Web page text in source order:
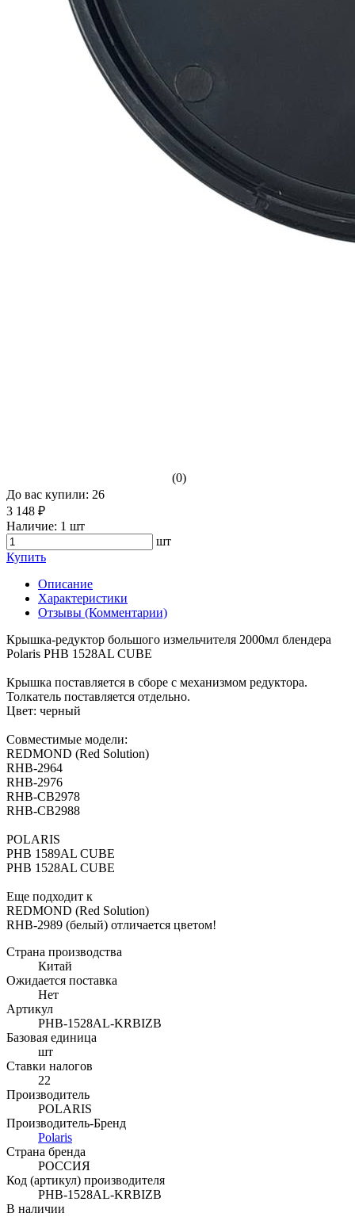
(0)
До вас купили: 26
3 148 ₽
Наличие: 1 шт
шт
Купить
Описание
Характеристики
Отзывы (Комментарии)
Крышка-редуктор большого измельчителя 2000мл блендера
Polaris PHB 1528AL CUBE
Крышка поставляется в сборе с механизмом редуктора.
Толкатель поставляется отдельно.
Цвет: черный
Совместимые модели:
REDMOND (Red Solution)
RHB-2964
RHB-2976
RHB-CB2978
RHB-CB2988
POLARIS
PHB 1589AL CUBE
PHB 1528AL CUBE
Еще подходит к
REDMOND (Red Solution)
RHB-2989 (белый) отличается цветом!
Страна производства
Китай
Ожидается поставка
Нет
Артикул
PHB-1528AL-KRBIZB
Базовая единица
шт
Ставки налогов
22
Производитель
POLARIS
Производитель-Бренд
Polaris
Страна бренда
РОССИЯ
Код (артикул) производителя
PHB-1528AL-KRBIZB
В наличии